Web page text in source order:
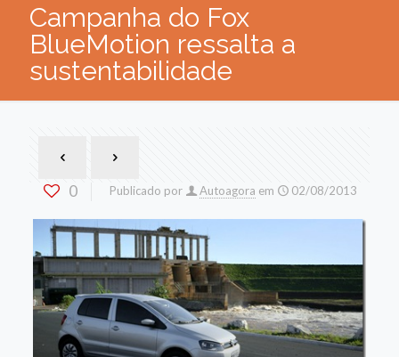
Campanha do Fox
BlueMotion ressalta a
sustentabilidade
0 Publicado por Autoagora em 02/08/2013